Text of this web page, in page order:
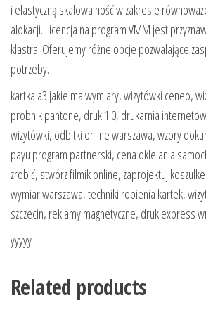
i elastyczną skalowalność w zakresie
alokacji. Licencja na program VMM jest
klastra. Oferujemy różne opcje pozwalające
potrzeby.
kartka a3 jakie ma wymiary, wizytówki ceneo,
probnik pantone, druk 1 0, drukarnia
wizytówki, odbitki online warszawa, wzory
payu program partnerski, cena oklejania
zrobić, stwórz filmik online, zaprojektuj
wymiar warszawa, techniki robienia kartek,
szczecin, reklamy magnetyczne, druk express
yyyyy
Related products